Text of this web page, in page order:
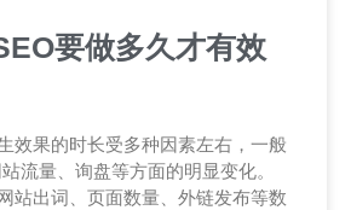
要做多久才有效
效果的时长受多种因素左右，一般
流量、询盘等方面的明显变化。
站出词、页面数量、外链发布等数